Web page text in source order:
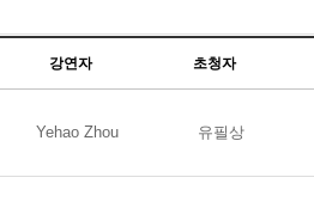
강연자 초청자
Yehao Zhou 유필상